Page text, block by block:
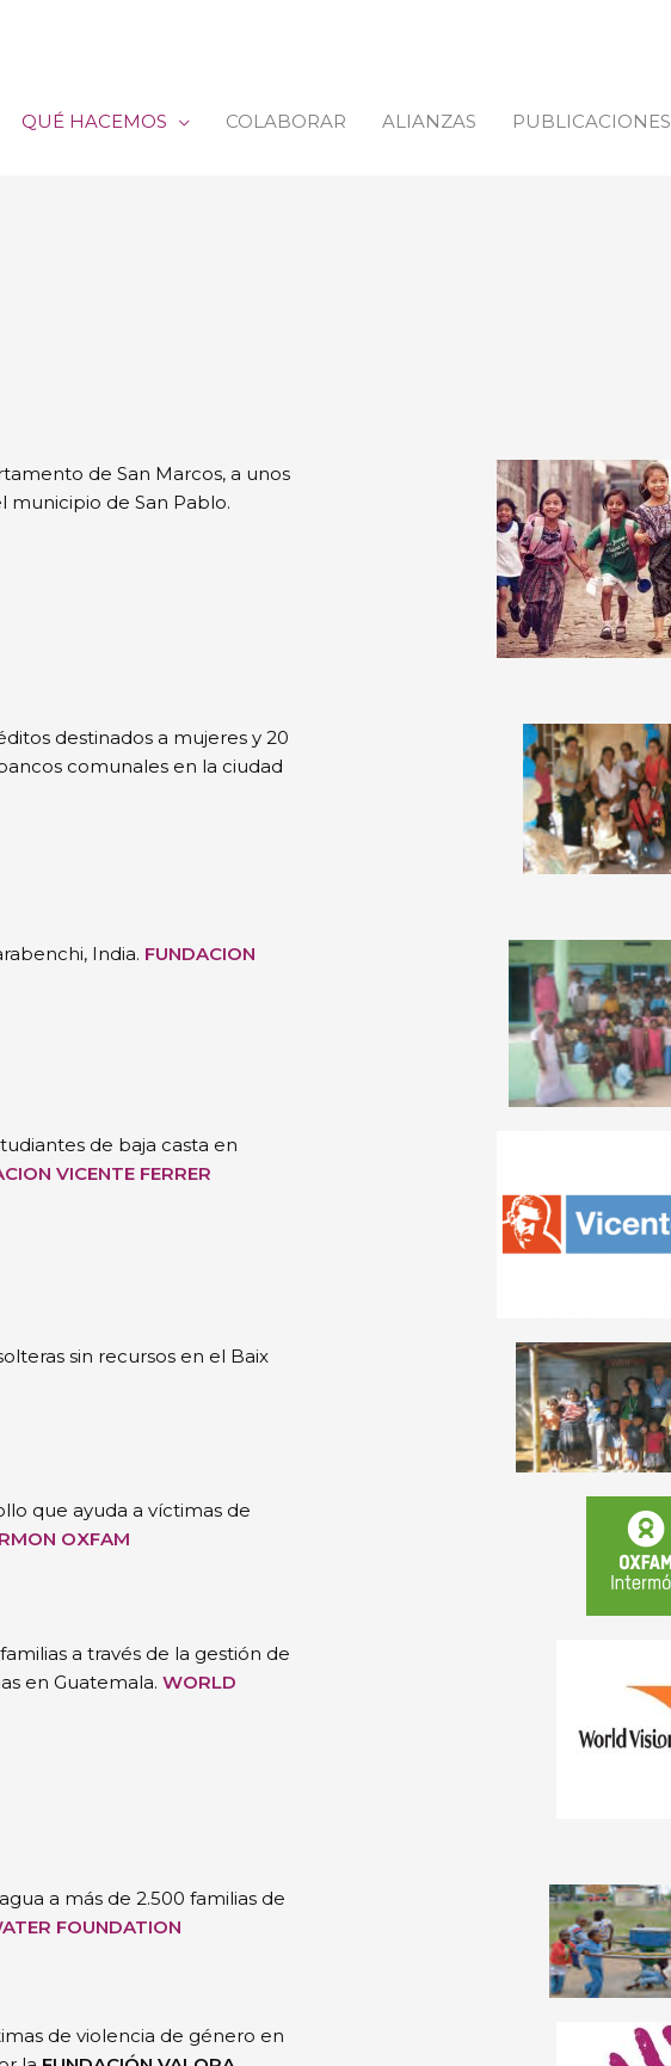
QUÉ HACEMOS COLABORAR ALIANZAS PUBLICACIONES
de San Marcos, a unos
municipio de San Pablo.
destinados a mujeres y 20
comunales en la ciudad
India. FUNDACION
de baja casta en
VICENTE FERRER
sin recursos en el Baix
que ayuda a víctimas de
OXFAM
a través de la gestión de
en Guatemala. WORLD
a más de 2.500 familias de
FOUNDATION
de violencia de género en